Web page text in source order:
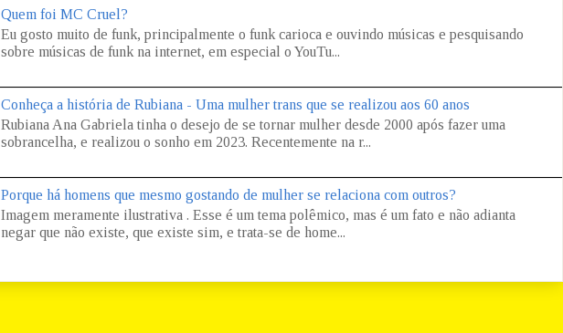
Quem foi MC Cruel?
Eu gosto muito de funk, principalmente o funk carioca e ouvindo músicas e pesquisando
sobre músicas de funk na internet, em especial o YouTu...
Conheça a história de Rubiana - Uma mulher trans que se realizou aos 60 anos
Rubiana Ana Gabriela tinha o desejo de se tornar mulher desde 2000 após fazer uma
sobrancelha, e realizou o sonho em 2023. Recentemente na r...
Porque há homens que mesmo gostando de mulher se relaciona com outros?
Imagem meramente ilustrativa . Esse é um tema polêmico, mas é um fato e não adianta
negar que não existe, que existe sim, e trata-se de home...